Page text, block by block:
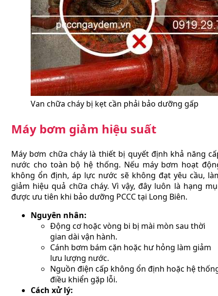
Van chữa cháy bị kẹt cần phải bảo dưỡng gấp
Máy bơm giảm hiệu suất
Máy bơm chữa cháy là thiết bị quyết định khả năng
nước cho toàn bộ hệ thống. Nếu máy bơm hoạt
không ổn định, áp lực nước sẽ không đạt yêu cầu,
giảm hiệu quả chữa cháy. Vì vậy, đây luôn là hạng
được ưu tiên khi bảo dưỡng PCCC tại Long Biên.
Nguyên nhân:
Động cơ hoặc vòng bi bị mài mòn sau thời
gian dài vận hành.
Cánh bơm bám cặn hoặc hư hỏng làm giảm
lưu lượng nước.
Nguồn điện cấp không ổn định hoặc hệ
điều khiển gặp lỗi.
Cách xử lý: